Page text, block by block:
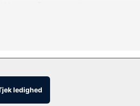
mikrobølgeovne og kaffe-/temaskiner, og
på stedet.
ledighed